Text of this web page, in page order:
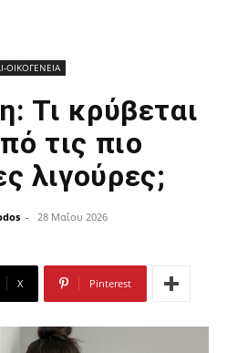
ΟΙΚΟΓΕΝΕΙΑ
Τι κρύβεται
τις πιο
λιγούρες;
- 28 Μαΐου 2026
X Pinterest